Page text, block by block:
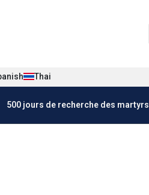
Thai
500 jours de recherche des martyrs